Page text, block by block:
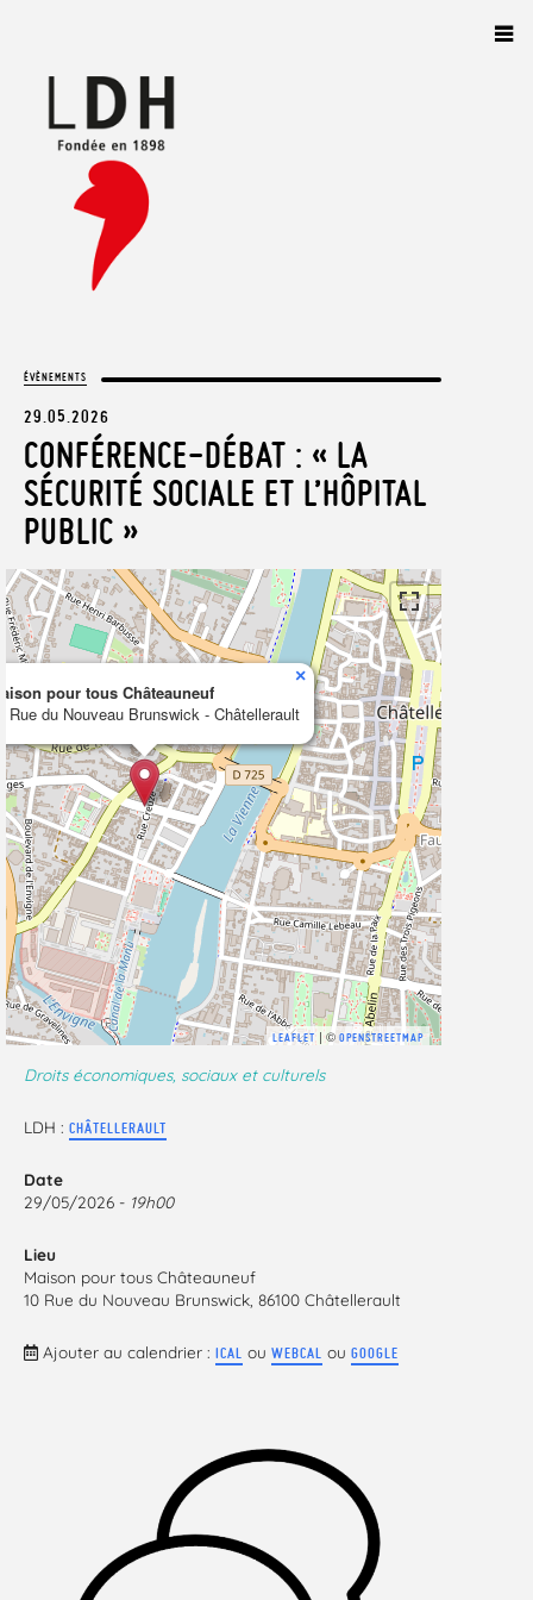
ÉVÈNEMENTS
29.05.2026
CONFÉRENCE-DÉBAT : « LA
SÉCURITÉ SOCIALE ET L’HÔPITAL
PUBLIC »
pour tous Châteauneuf
Rue du Nouveau Brunswick - Châtellerault
×
LEAFLET| ©OPENSTREETMAP
Droits économiques, sociaux et culturels
LDH : CHÂTELLERAULT
Date
29/05/2026 - 19h00
Lieu
Maison pour tous Châteauneuf
10 Rue du Nouveau Brunswick, 86100 Châtellerault
Ajouter au calendrier : ICAL ou WEBCAL ou GOOGLE